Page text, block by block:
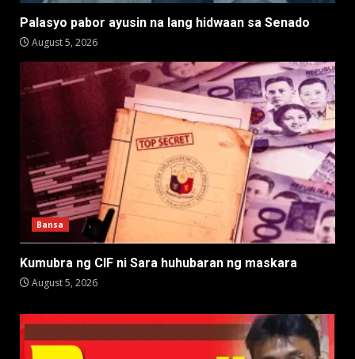
Palasyo pabor ayusin na lang hidwaan sa Senado
August 5, 2026
Bansa
Kumubra ng CIF ni Sara huhubaran ng maskara
August 5, 2026